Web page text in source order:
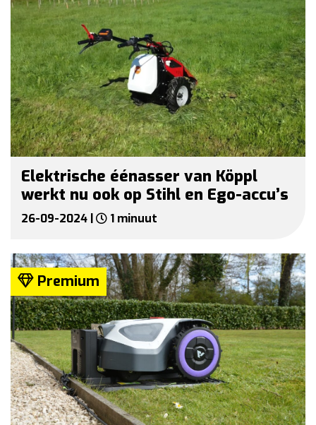
Elektrische éénasser van Köppl
werkt nu ook op Stihl en Ego-accu’s
26-09-2024 | 1 minuut
Premium